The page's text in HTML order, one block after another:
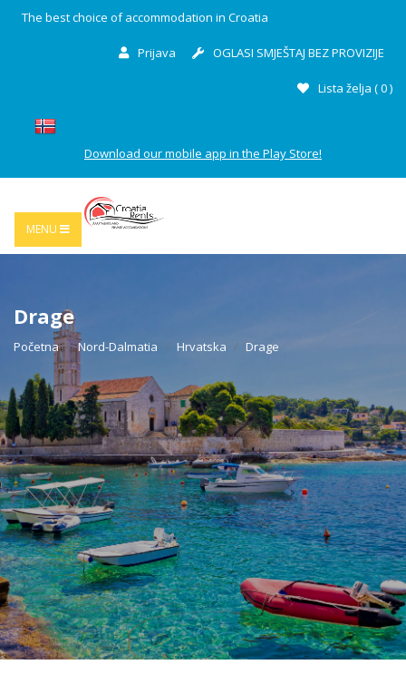
The best choice of accommodation in Croatia
Prijava OGLASI SMJEŠTAJ BEZ PROVIZIJE
Lista želja (0)
Download our mobile app in the Play Store!
MENU
Drage
Početna Nord-Dalmatia Hrvatska Drage